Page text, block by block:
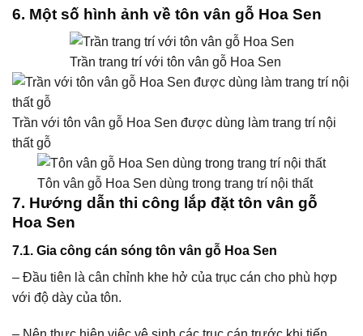
6. Một số hình ảnh về tôn vân gỗ Hoa Sen
Trần trang trí với tôn vân gỗ Hoa Sen
Trần với tôn vân gỗ Hoa Sen được dùng làm trang trí nội
thất gỗ
Tôn vân gỗ Hoa Sen dùng trong trang trí nội thất
7. Hướng dẫn thi công lắp đặt tôn vân gỗ
Hoa Sen
7.1. Gia công cán sóng tôn vân gỗ Hoa Sen
– Đầu tiên là cân chỉnh khe hở của trục cán cho phù hợp
với độ dày của tôn.